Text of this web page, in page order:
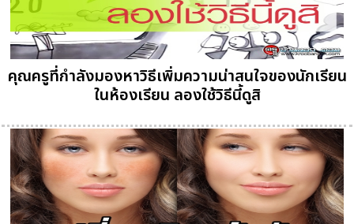
คุณครูที่กำลังมองหาวิธีเพิ่มความน่าสนใจของนักเรียน
ในห้องเรียน ลองใช้วิธีนี้ดูสิ